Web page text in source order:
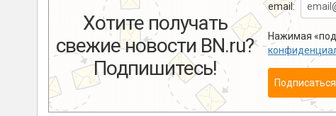
Хотите получать
свежие новости BN.ru?
Подпишитесь!
email:
Нажимая
Подписаться